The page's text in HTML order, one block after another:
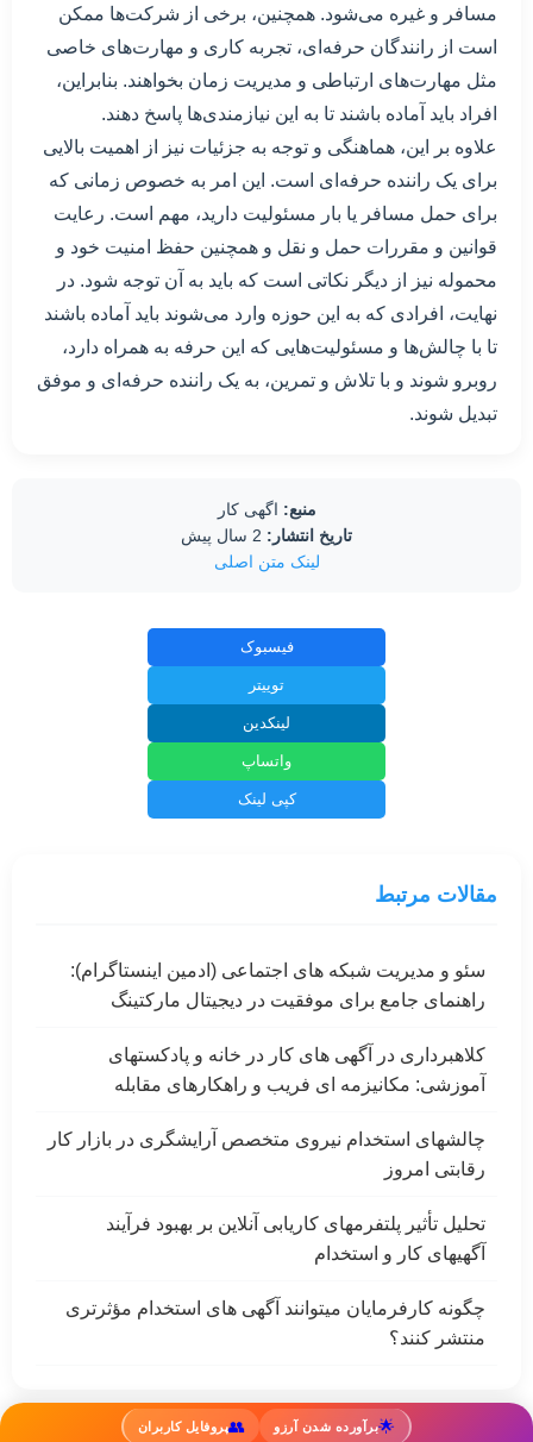
🌟برآورده شدن آرزو 👥پروفایل کاربران
مسافر و غیره می‌شود. همچنین، برخی از شرکت‌ها ممکن
است از رانندگان حرفه‌ای، تجربه کاری و مهارت‌های خاصی
مثل مهارت‌های ارتباطی و مدیریت زمان بخواهند. بنابراین،
افراد باید آماده باشند تا به این نیازمندی‌ها پاسخ دهند.
علاوه بر این، هماهنگی و توجه به جزئیات نیز از اهمیت بالایی
برای یک راننده حرفه‌ای است. این امر به خصوص زمانی که
برای حمل مسافر یا بار مسئولیت دارید، مهم است. رعایت
قوانین و مقررات حمل و نقل و همچنین حفظ امنیت خود و
محموله نیز از دیگر نکاتی است که باید به آن توجه شود. در
نهایت، افرادی که به این حوزه وارد می‌شوند باید آماده باشند
تا با چالش‌ها و مسئولیت‌هایی که این حرفه به همراه دارد،
روبرو شوند و با تلاش و تمرین، به یک راننده حرفه‌ای و موفق
تبدیل شوند.
منبع: اگهی کار
تاریخ انتشار:
لینک متن اصلی
فیسبوک
توییتر
لینکدین
واتساپ
کپی لینک
مقالات مرتبط
سئو و مدیریت شبکه های اجتماعی (ادمین اینستاگرام):
راهنمای جامع برای موفقیت در دیجیتال مارکتینگ
کلاهبرداری در آگهی های کار در خانه و پادکستهای
آموزشی: مکانیزمه ای فریب و راهکارهای مقابله
چالشهای استخدام نیروی متخصص آرایشگری در بازار کار
رقابتی امروز
تحلیل تأثیر پلتفرمهای کاریابی آنلاین بر بهبود فرآیند
آگهیهای کار و استخدام
چگونه کارفرمایان میتوانند آگهی های استخدام مؤثرتری
منتشر کنند؟